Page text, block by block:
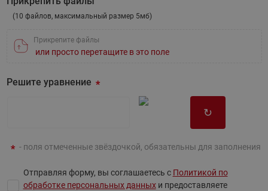
(10 файлов, максимальный размер 5мб)
Прикрепите файлы
или просто перетащите в это поле
Решите уравнение
↻
- поля отмеченные звёздочкой, обязательны для заполнения
Отправляя форму, вы соглашаетесь с Политикой по
обработке персональных данныхи предоставляете